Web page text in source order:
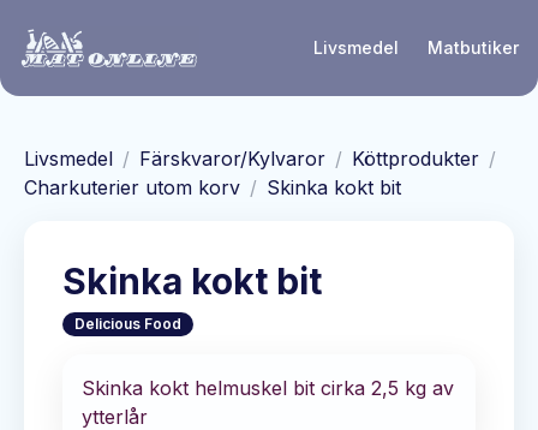
Livsmedel Matbutiker
Livsmedel / Färskvaror/Kylvaror / Köttprodukter /
Charkuterier utom korv / Skinka kokt bit
Skinka kokt bit
Delicious Food
Skinka kokt helmuskel bit cirka 2,5 kg av
ytterlår